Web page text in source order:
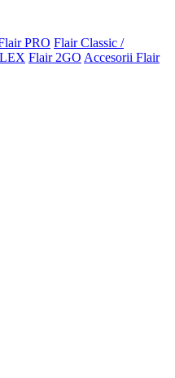
PRO Flair Classic /
Flair 2GO Accesorii Flair